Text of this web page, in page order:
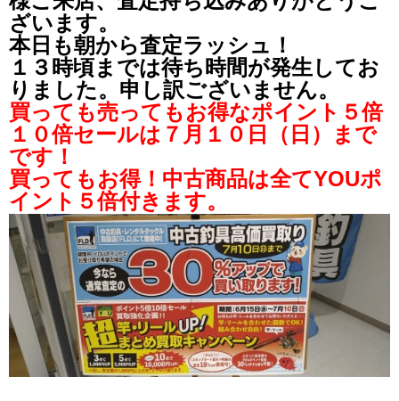
ざいます。
本日も朝から査定ラッシュ！
１３時頃までは待ち時間が発生してお
りました。申し訳ございません。
買っても売ってもお得なポイント５倍
１０倍セールは７月１０日（日）まで
です！
買ってもお得！中古商品は全てYOUポ
イント５倍付きます。